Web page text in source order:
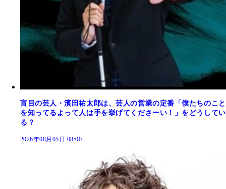
盲目の芸人・濱田祐太郎は、芸人の営業の定番「僕たちのこと
を知ってるよって人は手を挙げてくださーい！」をどうしてい
る？
2026年08月05日 08:00